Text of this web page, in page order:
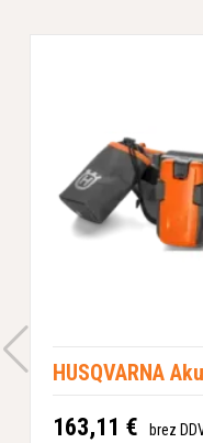
HUSQVARNA
163,11 € brez